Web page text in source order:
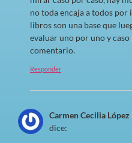
no toda encaja a todos por
libros son una base que
evaluar uno por uno y
comentario.
Responder
Carmen Cecilia
dice: